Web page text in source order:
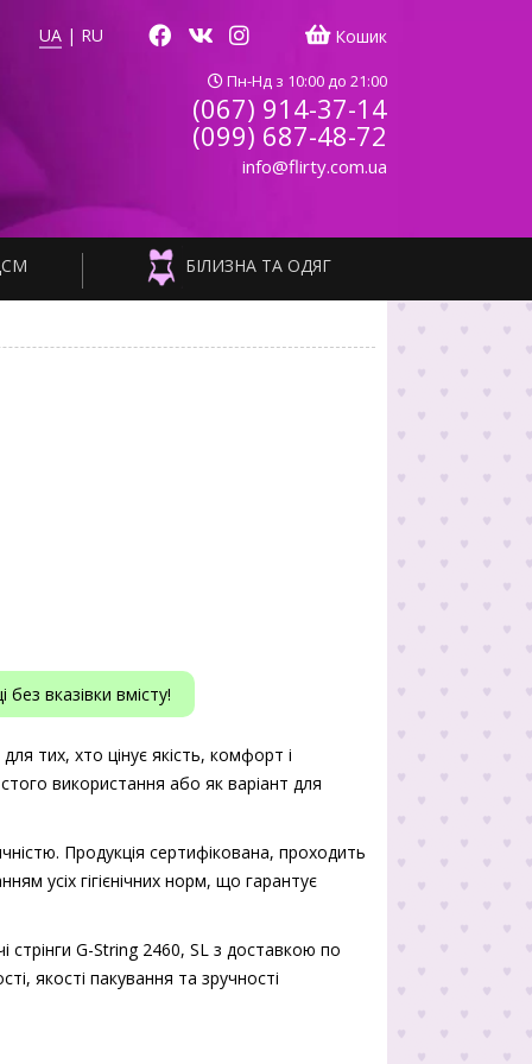
UA | RU Кошик
Пн-Нд з 10:00 до 21:00
(067) 914-37-14
(099) 687-48-72
info@flirty.com.ua
БІЛИЗНА ТА ОДЯГ
вказівки вмісту!
тих, хто цінує якість, комфорт і
використання або як варіант для
Продукція сертифікована, проходить
усіх гігієнічних норм, що гарантує
стрінги G-String 2460, SL з доставкою по
якості пакування та зручності